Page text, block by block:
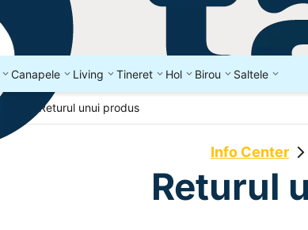
Canapele Living Tineret Hol Birou Saltele
Returul unui produs
Info Center
Returul